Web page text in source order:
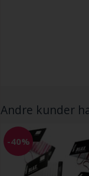
Andre kunder
-40%